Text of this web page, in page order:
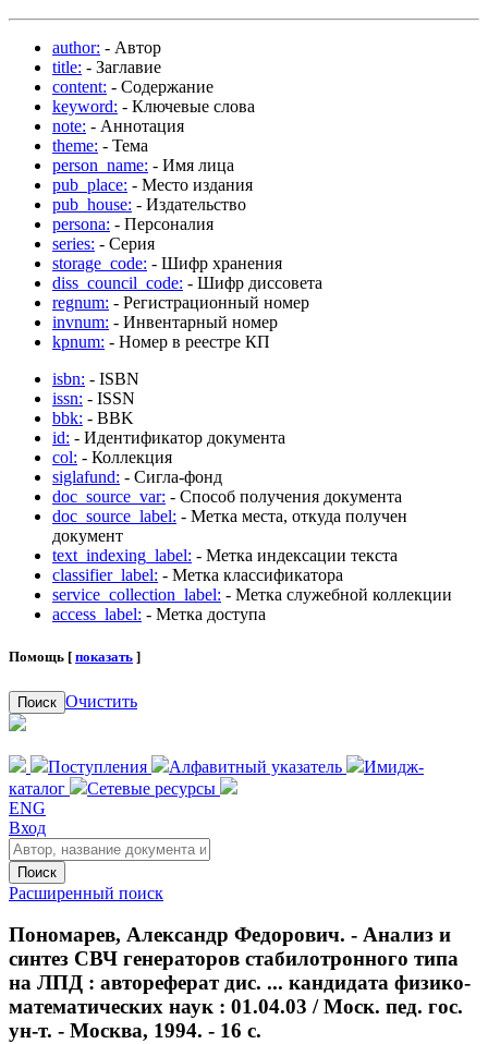
author: - Автор
title: - Заглавие
content: - Содержание
keyword: - Ключевые слова
note: - Аннотация
theme: - Тема
person_name: - Имя лица
pub_place: - Место издания
pub_house: - Издательство
persona: - Персоналия
series: - Серия
storage_code: - Шифр хранения
diss_council_code: - Шифр диссовета
regnum: - Регистрационный номер
invnum: - Инвентарный номер
kpnum: - Номер в реестре КП
isbn: - ISBN
issn: - ISSN
bbk: - BBK
id: - Идентификатор документа
col: - Коллекция
siglafund: - Сигла-фонд
doc_source_var: - Способ получения документа
doc_source_label: - Метка места, откуда получен
документ
text_indexing_label: - Метка индексации текста
classifier_label: - Метка классификатора
service_collection_label: - Метка служебной коллекции
access_label: - Метка доступа
Помощь [ показать ]
Поиск Очистить
Поступления Алфавитный указатель
Имидж-
каталог
Сетевые ресурсы
ENG
Вход
Поиск
Расширенный поиск
Пономарев, Александр Федорович. - Анализ и
синтез СВЧ генераторов стабилотронного типа
на ЛПД : автореферат дис. ... кандидата физико-
математических наук : 01.04.03 / Моск. пед. гос.
ун-т. - Москва, 1994. - 16 с.